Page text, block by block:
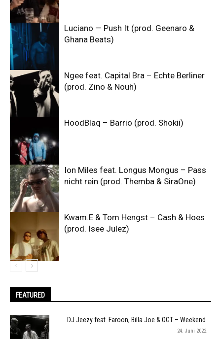
Luciano — Push It (prod. Geenaro &
Ghana Beats)
Ngee feat. Capital Bra – Echte Berliner
(prod. Zino & Nouh)
HoodBlaq – Barrio (prod. Shokii)
Ion Miles feat. Longus Mongus – Pass
nicht rein (prod. Themba & SiraOne)
Kwam.E & Tom Hengst – Cash & Hoes
(prod. Isee Julez)
FEATURED
DJ Jeezy feat. Faroon, Billa Joe & OGT – Weekend
24. Juni 2022